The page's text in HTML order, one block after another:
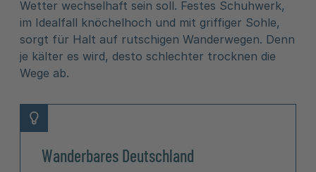
Wetter wechselhaft sein soll. Festes Schuhwerk,
im Idealfall knöchelhoch und mit griffiger Sohle,
sorgt für Halt auf rutschigen Wanderwegen. Denn
je kälter es wird, desto schlechter trocknen die
Wege ab.
Wanderbares Deutschland